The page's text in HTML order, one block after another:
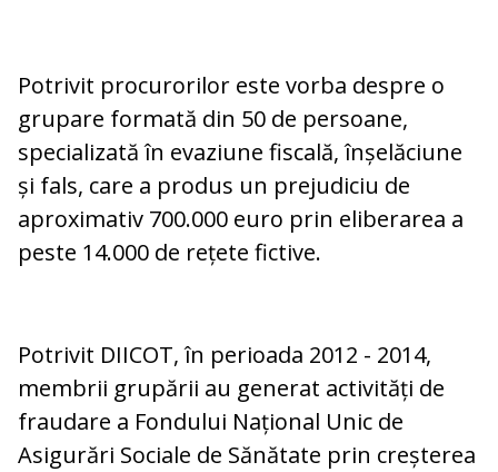
Potrivit procurorilor este vorba despre o
grupare formată din 50 de persoane,
specializată în evaziune fiscală, înșelăciune
și fals, care a produs un prejudiciu de
aproximativ 700.000 euro prin eliberarea a
peste 14.000 de rețete fictive.
Potrivit DIICOT, în perioada 2012 - 2014,
membrii grupării au generat activități de
fraudare a Fondului Național Unic de
Asigurări Sociale de Sănătate prin creșterea